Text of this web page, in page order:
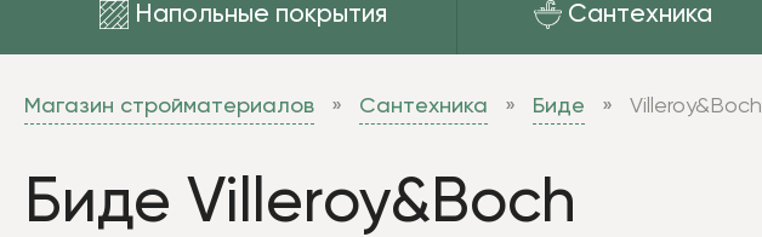
Напольные покрытия Сантехника
Магазин стройматериалов Сантехника Биде Villeroy&Boch
Биде Villeroy&Boch